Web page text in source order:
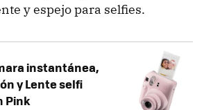
y espejo para selfies.
instantánea,
y Lente selfi
Pink